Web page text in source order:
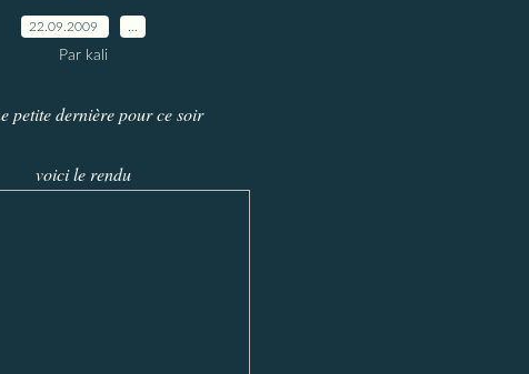
22.09.2009
Par kali
petite dernière pour ce soir
voici le rendu